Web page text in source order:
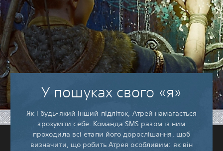
У пошуках свого «я»
Як і будь-який інший підліток, Атрей намагається
зрозуміти себе. Команда SMS разом із ним
проходила всі етапи його дорослішання, щоб
визначити, що робить Атрея особливим: як він